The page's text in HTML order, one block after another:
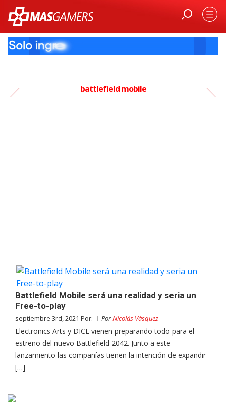
battlefield mobile
Battlefield Mobile será una realidad y seria un
Free-to-play
septiembre 3rd, 2021 Por: PorNicolás Vásquez
Electronics Arts y DICE vienen preparando todo para el
estreno del nuevo Battlefield 2042. Junto a este
lanzamiento las compañías tienen la intención de expandir
[…]